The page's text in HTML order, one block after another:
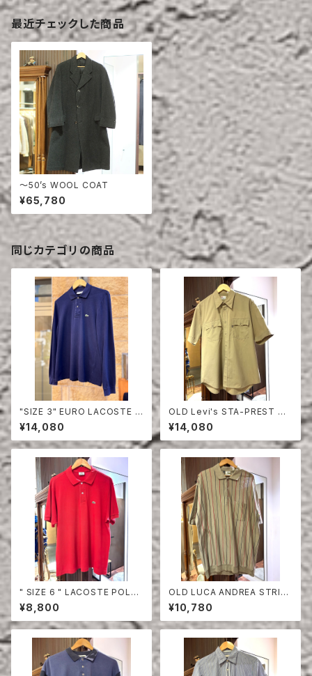
最近チェックした商品
〜50’s WOOL COAT
¥65,780
同じカテゴリの商品
"SIZE 3" EURO LACOSTE P
OLO SHIRT LONG SLEEVE
¥14,080
OLD Levi's STA-PREST HA
LF SLEEVE SHIRT
¥14,080
" SIZE 6 " LACOSTE POLO
SHIRT RED
¥8,800
OLD LUCA ANDREA STRIPE
COTTON HALF SLEEVE SHI
RT
¥10,780